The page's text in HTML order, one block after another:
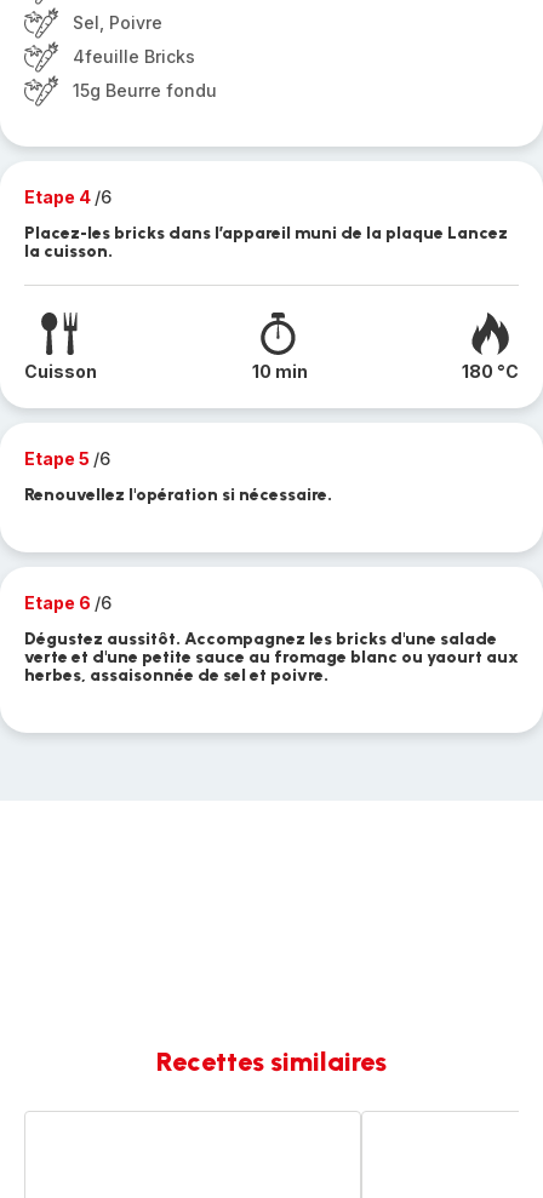
Sel, Poivre
4feuille Bricks
15g Beurre fondu
Etape 4 /6
Placez-les bricks dans l’appareil muni de la plaque Lancez
la cuisson.
Cuisson 10 min 180 °C
Etape 5 /6
Renouvellez l'opération si nécessaire.
Etape 6 /6
Dégustez aussitôt. Accompagnez les bricks d'une salade
verte et d'une petite sauce au fromage blanc ou yaourt aux
herbes, assaisonnée de sel et poivre.
Recettes similaires